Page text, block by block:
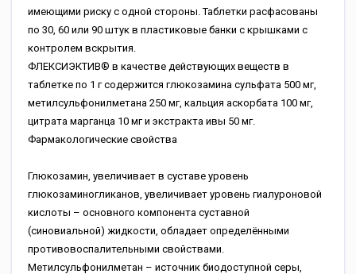
имеющими риску с одной стороны. Таблетки расфасованы
по 30, 60 или 90 штук в пластиковые банки с крышками с
контролем вскрытия.
ФЛЕКСИЭКТИВ® в качестве действующих веществ в
таблетке по 1 г содержится глюкозамина сульфата 500 мг,
метилсульфонилметана 250 мг, кальция аскорбата 100 мг,
цитрата марганца 10 мг и экстракта ивы 50 мг.
Фармакологические свойства
Глюкозамин, увеличивает в суставе уровень
глюкозаминогликанов, увеличивает уровень гиалуроновой
кислоты – основного компонента суставной
(синовиальной) жидкости, обладает определёнными
противовоспалительными свойствами.
Метилсульфонилметан – источник биодоступной серы,